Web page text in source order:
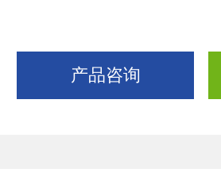
产品咨询